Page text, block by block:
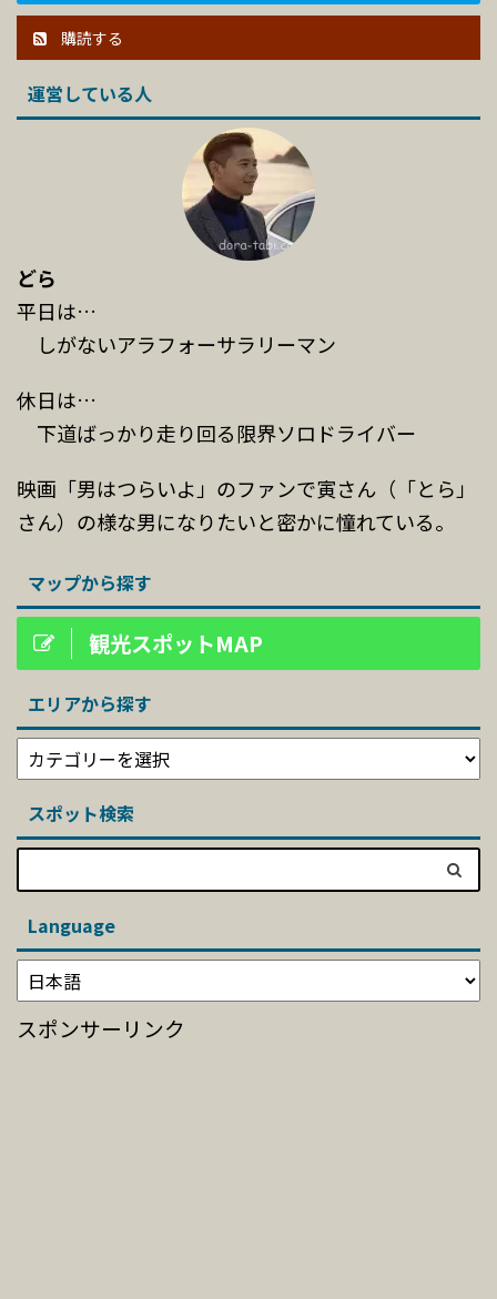
購読する
運営している人
どら
平日は…
しがないアラフォーサラリーマン
休日は…
下道ばっかり走り回る限界ソロドライバー
映画「男はつらいよ」のファンで寅さん（「とら」
さん）の様な男になりたいと密かに憧れている。
マップから探す
観光スポットMAP
エリアから探す
スポット検索
Language
スポンサーリンク